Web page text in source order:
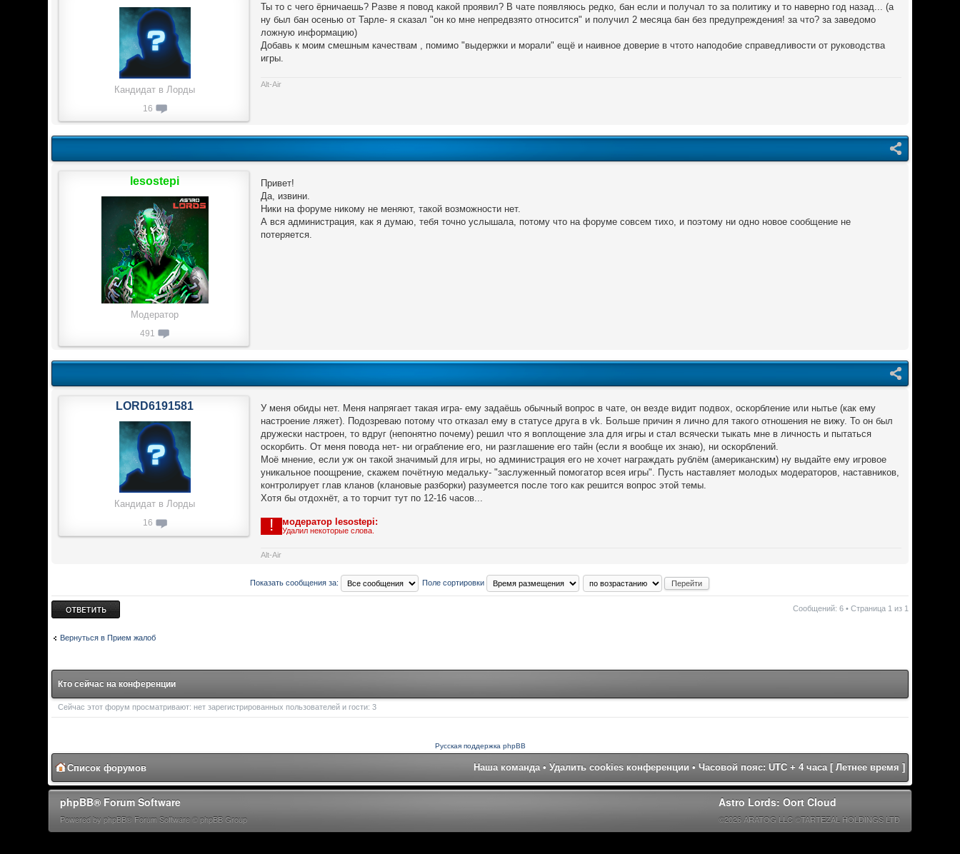
Ты то с чего ёрничаешь? Разве я повод какой проявил? В чате появляюсь редко, бан если и получал то за политику и то наверно год назад... (а
ну был бан осенью от Тарле- я сказал "он ко мне непредвзято относится" и получил 2 месяца бан без предупреждения! за что? за заведомо
ложную информацию)
Добавь к моим смешным качествам , помимо "выдержки и морали" ещё и наивное доверие в чтото наподобие справедливости от руководства
игры.
Alt-Air
Кандидат в Лорды
16
Привет!
Да, извини.
Ники на форуме никому не меняют, такой возможности нет.
А вся администрация, как я думаю, тебя точно услышала, потому что на форуме совсем тихо, и поэтому ни одно новое сообщение не
потеряется.
lesostepi
Модератор
491
У меня обиды нет. Меня напрягает такая игра- ему задаёшь обычный вопрос в чате, он везде видит подвох, оскорбление или нытье (как ему
настроение ляжет). Подозреваю потому что отказал ему в статусе друга в vk. Больше причин я лично для такого отношения не вижу. То он был
дружески настроен, то вдруг (непонятно почему) решил что я воплощение зла для игры и стал всячески тыкать мне в личность и пытаться
оскорбить. От меня повода нет- ни ограбление его, ни разглашение его тайн (если я вообще их знаю), ни оскорблений.
Моё мнение, если уж он такой значимый для игры, но администрация его не хочет награждать рублём (американским) ну выдайте ему игровое
уникальное поощрение, скажем почётную медальку- "заслуженный помогатор всея игры". Пусть наставляет молодых модераторов, наставников,
контролирует глав кланов (клановые разборки) разумеется после того как решится вопрос этой темы.
Хотя бы отдохнёт, а то торчит тут по 12-16 часов...
! модератор lesostepi:
Удалил некоторые слова.
Alt-Air
LORD6191581
Кандидат в Лорды
16
Показать сообщения за: Поле сортировки
Ответить Сообщений: 6 • Страница 1 из 1
Вернуться в Прием жалоб
Кто сейчас на конференции
Сейчас этот форум просматривают: нет зарегистрированных пользователей и гости: 3
Русская поддержка phpBB
Список форумов Наша команда• Удалить cookies конференции • Часовой пояс: UTC + 4 часа [ Летнее время ]
phpBB® Forum Software
Powered by phpBB® Forum Software © phpBB Group
Astro Lords: Oort Cloud
©2026 ARATOG LLC ©TARTEZAL HOLDINGS LTD